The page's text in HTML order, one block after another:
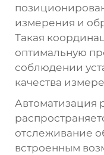
измерения и
Такая
оптимальную
соблюдении
качества
Автоматизация
отслеживание
встроенным